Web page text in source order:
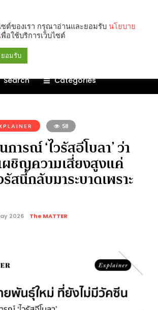
Search Categories
58
การณ์ ‘ไวรัสอีโบลา’ ว่า
ผชิญความเสี่ยงสูงแค่
สนี้กลับมาระบาดเพราะ
2026 The MATTER
ซต์ของเรา กรุณาอ่านและยอมรับ นโยบาย
พื่อใช้บริการเว็บไซต์
ยอมรับ